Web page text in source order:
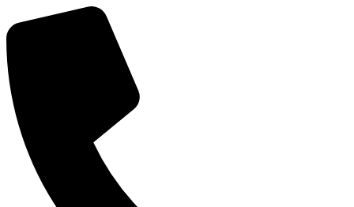
στο
περιεχόμενο